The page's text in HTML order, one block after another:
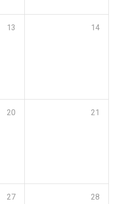
13 14
20 21
27 28